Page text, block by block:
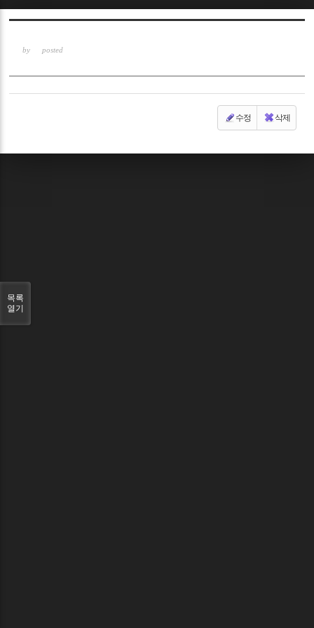
by posted
수정 삭제
목록
열기
Sketchbook5, 스케치북5
Sketchbook5, 스케치북5